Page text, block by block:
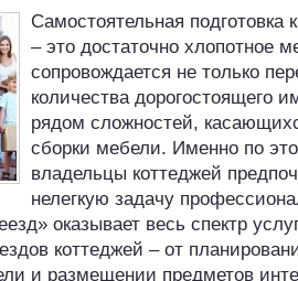
Самостоятельная подготовка
– это достаточно хлопотное
сопровождается не только
количества дорогостоящего
рядом сложностей,
сборки мебели. Именно по
владельцы коттеджей
нелегкую задачу
оказывает весь спектр
коттеджей – от
и размещении предметов